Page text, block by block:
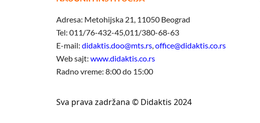
Adresa: Metohijska 21, 11050 Beograd
Tel: 011/76-432-45,011/380-68-63
E-mail: didaktis.doo@mts.rs office@didaktis.co.rs
Web sajt: www.didaktis.co.rs
Radno vreme: 8:00 do 15:00
Sva prava zadržana © Didaktis 2024